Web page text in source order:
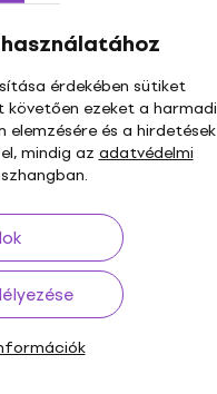
érdekében sütiket
követően ezeket a
és a hirdetések
mindig az adatvédelmi